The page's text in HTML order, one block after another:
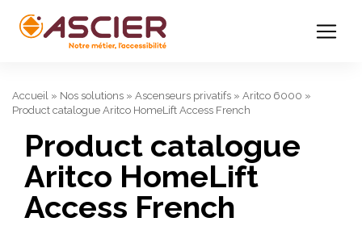
Accueil » Nos solutions » Ascenseurs privatifs » Aritco 6000 »
Product catalogue Aritco HomeLift Access French
Product catalogue
Aritco HomeLift
Access French